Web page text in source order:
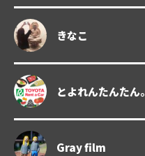
きなこ
とよれんたんたん。
Gray film